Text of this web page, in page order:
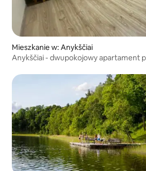
Mieszkanie w: Anykščiai
Anykščiai - dwupokojowy apartament